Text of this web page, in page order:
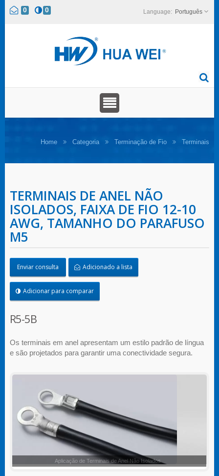
0 0 Português
Home Categoria Terminação de Fio Terminais
TERMINAIS DE ANEL NÃO
ISOLADOS, FAIXA DE FIO 12-10
AWG, TAMANHO DO PARAFUSO
M5
Enviar consulta Adicionado a lista
Adicionar para comparar
R5-5B
Os terminais em anel apresentam um estilo padrão de língua
e são projetados para garantir uma conectividade segura.
Terminais de Anel Não Isolados